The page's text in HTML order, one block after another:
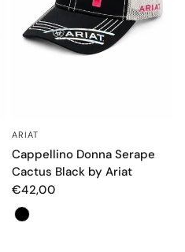
ARIAT
Cappellino Donna Serape
Cactus Black by Ariat
€42,00
Color